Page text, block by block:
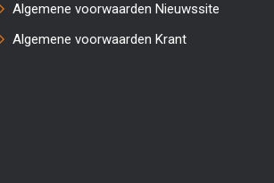
Algemene voorwaarden Nieuwssite
Algemene voorwaarden Krant